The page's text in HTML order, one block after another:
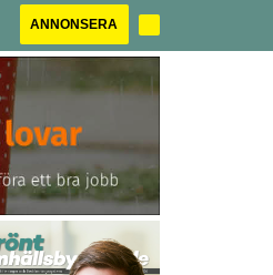
ANNONSERA